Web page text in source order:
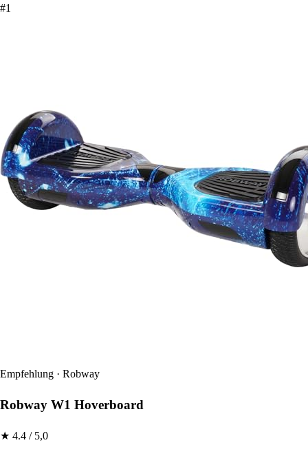
#1
Empfehlung · Robway
Robway W1 Hoverboard
★ 4.4 / 5,0